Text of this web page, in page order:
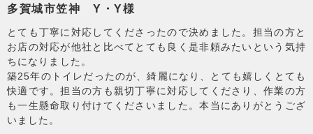
多賀城市笠神 Y・Y様
とても丁寧に対応してくださったので決めました。担当の方と
お店の対応が他社と比べてとても良く是非頼みたいという気持
ちになりました。
築25年のトイレだったのが、綺麗になり、とても嬉しくとても
快適です。担当の方も親切丁寧に対応してくださり、作業の方
も一生懸命取り付けてくださいました。本当にありがとうござ
いました。